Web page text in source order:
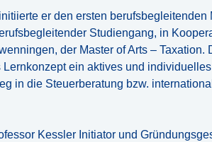
er den ersten
Studiengang, in
der Master of Arts –
Lernkonzept ein aktives und
in die Steuerberatung bzw.
Kessler Initiator und